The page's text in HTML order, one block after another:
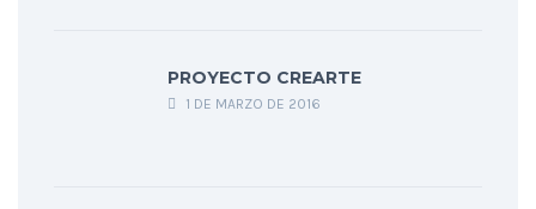
PROYECTO CREARTE
1 DE MARZO DE 2016